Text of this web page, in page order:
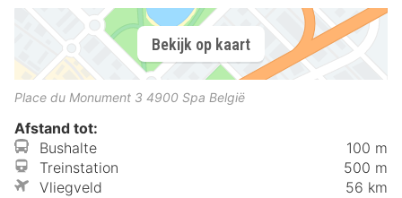
Bekijk op kaart
Place du Monument 3 4900 Spa België
Afstand tot:
Bushalte
100 m
Treinstation
500 m
Vliegveld
56 km